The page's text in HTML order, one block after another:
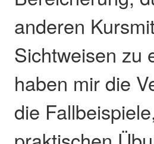
anderen
Sichtweisen zu
haben mir die
die